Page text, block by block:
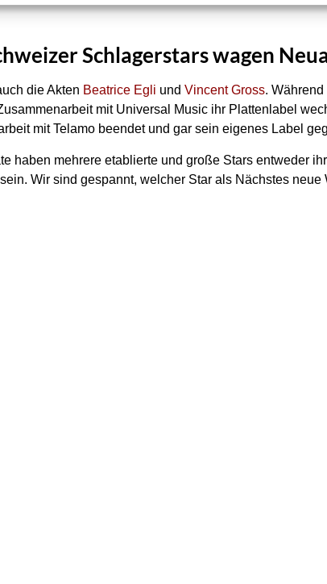
Schlagerstars wagen
die Akten Beatrice Egli und Vincent Gross.
mit Universal Music ihr Plattenlabel
mit Telamo beendet und gar sein eigenes Label
haben mehrere etablierte und große Stars entweder
Wir sind gespannt, welcher Star als Nächstes neue